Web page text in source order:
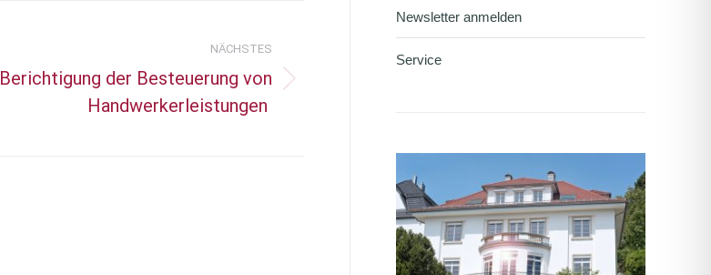
NÄCHSTES
Berichtigung der Besteuerung von
Handwerkerleistungen
Newsletter anmelden
Service